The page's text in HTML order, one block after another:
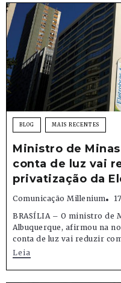
BLOG MAIS RECENTES
Ministro de
conta de luz vai
privatização da
Comunicação Millenium
BRASÍLIA – O ministro de
Albuquerque, afirmou na
conta de luz vai reduzir
Leia